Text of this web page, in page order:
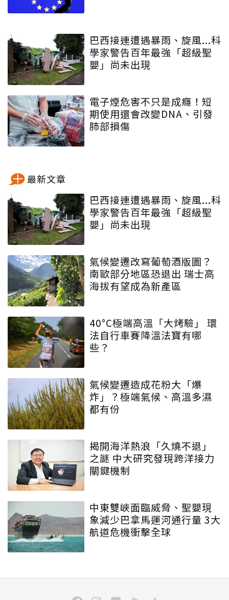
巴西接連遭遇暴雨、旋風...科
學家警告百年最強「超級聖
嬰」尚未出現
電子煙危害不只是成癮！短
期使用還會改變DNA、引發
肺部損傷
最新文章
巴西接連遭遇暴雨、旋風...科
學家警告百年最強「超級聖
嬰」尚未出現
氣候變遷改寫葡萄酒版圖？
南歐部分地區恐退出 瑞士高
海拔有望成為新產區
40°C極端高溫「大烤驗」 環
法自行車賽降溫法寶有哪
些？
氣候變遷造成花粉大「爆
炸」？極端氣候、高溫多濕
都有份
揭開海洋熱浪「久燒不退」
之謎 中大研究發現跨洋接力
關鍵機制
中東雙峽面臨威脅、聖嬰現
象減少巴拿馬運河通行量 3大
航道危機衝擊全球